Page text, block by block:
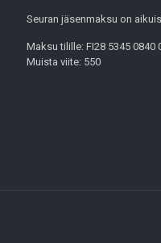
Seuran jäsenmaksu on
Maksu tilille: FI28 5345 0840
Muista viite: 550